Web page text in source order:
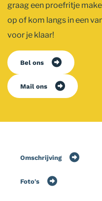
graag een proefritje
op of kom langs in een
voor je klaar!
Bel ons
Mail ons
Omschrijving
Foto's